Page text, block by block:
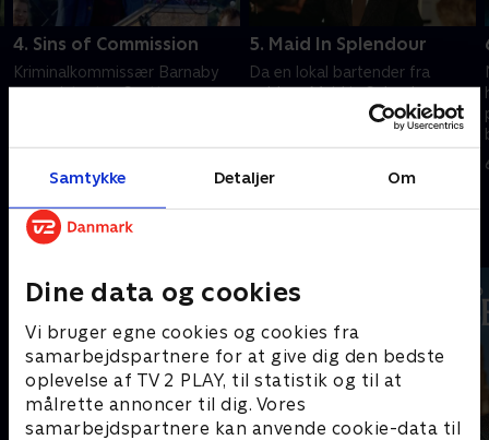
Samtykke Detaljer Om
Dine data og cookies
Vi bruger egne cookies og cookies fra
samarbejdspartnere for at give dig den bedste
oplevelse af TV 2 PLAY, til statistik og til at
målrette annoncer til dig. Vores
samarbejdspartnere kan anvende cookie-data til
4. Sins of Commission
Kriminalkommissær Barnaby
og assistenten Scott
midt under Midsomers
litterære festival.
5. Maid In Splendour
Da en lokal bartender fra
pubben Maid in Splendour
bliver skudt, må Barnaby og
Scott en tur til landsbyen
Midsomer Worthy.
Andre så også